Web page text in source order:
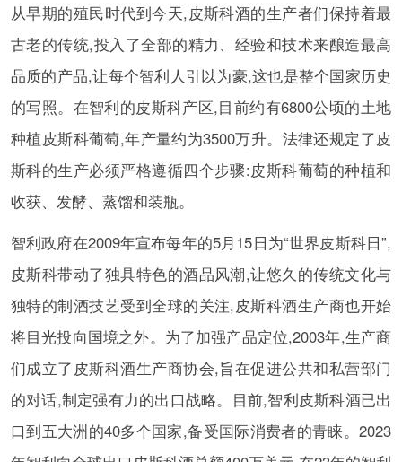
从早期的殖民时代到今天,皮斯科酒的生产者们保持着最
古老的传统,投入了全部的精力、经验和技术来酿造最高
品质的产品,让每个智利人引以为豪,这也是整个国家历史
的写照。在智利的皮斯科产区,目前约有6800公顷的土地
种植皮斯科葡萄,年产量约为3500万升。法律还规定了皮
斯科的生产必须严格遵循四个步骤:皮斯科葡萄的种植和
收获、发酵、蒸馏和装瓶。
智利政府在2009年宣布每年的5月15日为“世界皮斯科日”,
皮斯科带动了独具特色的酒品风潮,让悠久的传统文化与
独特的制酒技艺受到全球的关注,皮斯科酒生产商也开始
将目光投向国境之外。为了加强产品定位,2003年,生产商
们成立了皮斯科酒生产商协会,旨在促进公共和私营部门
的对话,制定强有力的出口战略。目前,智利皮斯科酒已出
口到五大洲的40多个国家,备受国际消费者的青睐。2023